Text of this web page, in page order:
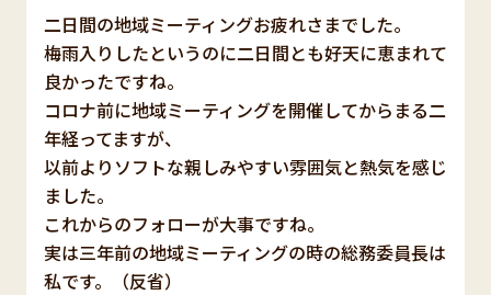
二日間の地域ミーティングお疲れさまでした。
梅雨入りしたというのに二日間とも好天に恵まれて
良かったですね。
コロナ前に地域ミーティングを開催してからまる二
年経ってますが、
以前よりソフトな親しみやすい雰囲気と熱気を感じ
ました。
これからのフォローが大事ですね。
実は三年前の地域ミーティングの時の総務委員長は
私です。（反省）